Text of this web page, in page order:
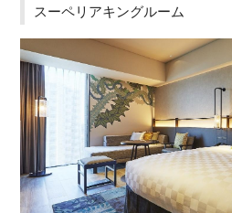
スーペリアキングルーム